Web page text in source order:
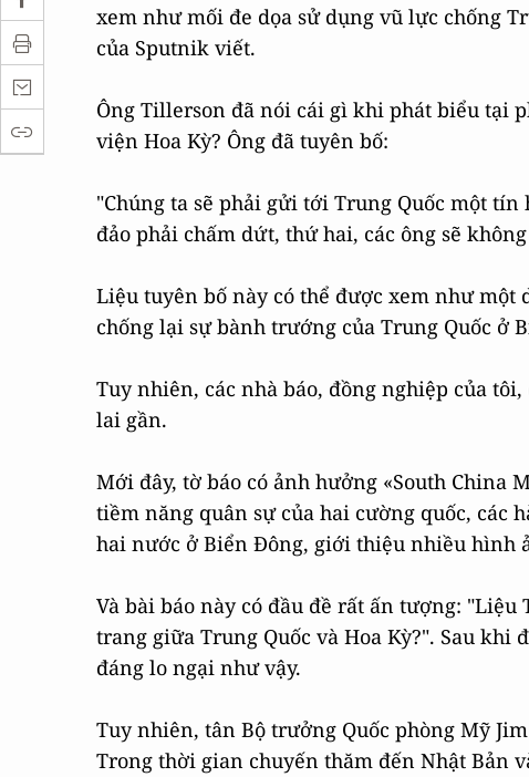
xem như mối đe dọa sử dụng vũ lực chống
của Sputnik viết.
Ông Tillerson đã nói cái gì khi phát biểu tại
viện Hoa Kỳ? Ông đã tuyên bố:
"Chúng ta sẽ phải gửi tới Trung Quốc một
đảo phải chấm dứt, thứ hai, các ông sẽ
Liệu tuyên bố này có thể được xem như một
chống lại sự bành trướng của Trung Quốc ở
Tuy nhiên, các nhà báo, đồng nghiệp của
lai gần.
Mới đây, tờ báo có ảnh hưởng «South China
tiềm năng quân sự của hai cường quốc, các
hai nước ở Biển Đông, giới thiệu nhiều hình
Và bài báo này có đầu đề rất ấn tượng:
trang giữa Trung Quốc và Hoa Kỳ?". Sau
đáng lo ngại như vậy.
Tuy nhiên, tân Bộ trưởng Quốc phòng Mỹ
Trong thời gian chuyến thăm đến Nhật Bản